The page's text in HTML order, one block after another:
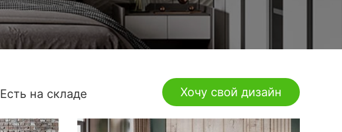
Есть на складе Хочу свой дизайн